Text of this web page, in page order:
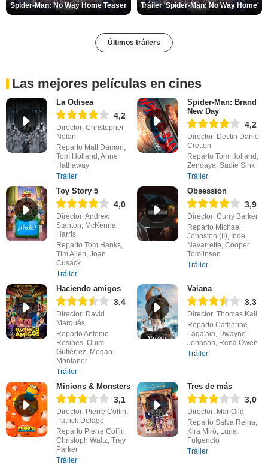
Spider-Man: No Way Home Teaser Tráiler 'Spider-Man: No Way Home'
Últimos tráilers
Las mejores películas en cines
La Odisea
4,2
Director: Christopher
Nolan
Reparto Matt Damon,
Tom Holland, Anne
Hathaway
Tráiler
Spider-Man: Brand
New Day
4,2
Director: Destin Daniel
Cretton
Reparto Tom Holland,
Zendaya, Sadie Sink
Tráiler
Toy Story 5
4,0
Director: Andrew
Stanton, McKenna
Harris
Reparto Tom Hanks,
Tim Allen, Joan
Cusack
Tráiler
Obsession
3,9
Director: Curry Barker
Reparto Michael
Johnston (II), Inde
Navarrette, Cooper
Tomlinson
Tráiler
Haciendo amigos
3,4
Director: David
Marqués
Reparto Antonio
Resines, Quim
Gutiérrez, Megan
Montaner
Tráiler
Vaiana
3,3
Director: Thomas Kail
Reparto Catherine
Laga'aia, Dwayne
Johnson, Rena Owen
Tráiler
Minions & Monsters
3,1
Director: Pierre Coffin,
Patrick Delage
Reparto Pierre Coffin,
Christoph Waltz, Trey
Parker
Tráiler
Tres de más
3,0
Director: Mar Olid
Reparto Salva Reina,
Kira Miró, Luna
Fulgencio
Tráiler